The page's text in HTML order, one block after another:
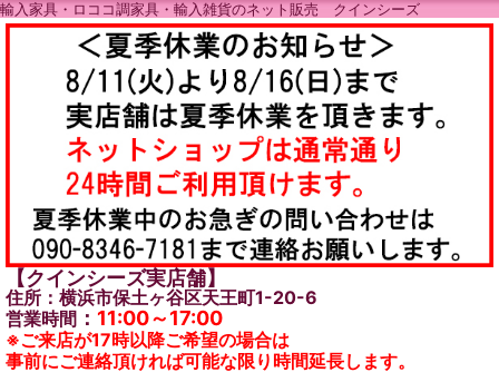
輸入家具・ロココ調家具・輸入雑貨のネット販売 クインシーズ
【クインシーズ実店舗】
住所：横浜市保土ヶ谷区天王町1-20-6
営業時間 ： 11:00～17:00
※ご来店が17時以降ご希望の場合は
事前にご連絡頂ければ可能な限り時間延長します。